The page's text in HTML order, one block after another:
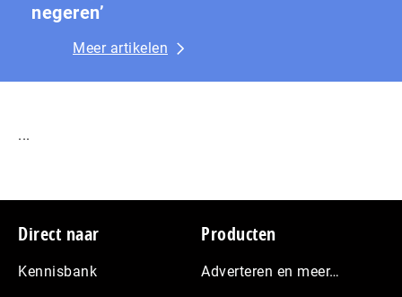
negeren’
Meer artikelen
...
Footer
Direct naar
Kennisbank
Producten
Adverteren en meer…